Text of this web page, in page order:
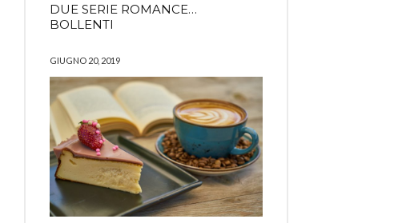
DUE SERIE ROMANCE…
BOLLENTI
GIUGNO 20, 2019